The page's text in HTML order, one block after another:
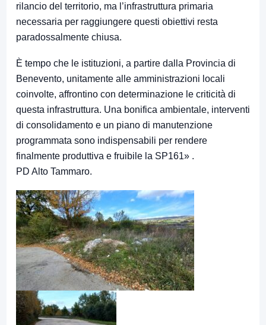
rilancio del territorio, ma l’infrastruttura primaria
necessaria per raggiungere questi obiettivi resta
paradossalmente chiusa.
È tempo che le istituzioni, a partire dalla Provincia di
Benevento, unitamente alle amministrazioni locali
coinvolte, affrontino con determinazione le criticità di
questa infrastruttura. Una bonifica ambientale, interventi
di consolidamento e un piano di manutenzione
programmata sono indispensabili per rendere
finalmente produttiva e fruibile la SP161» .
PD Alto Tammaro.